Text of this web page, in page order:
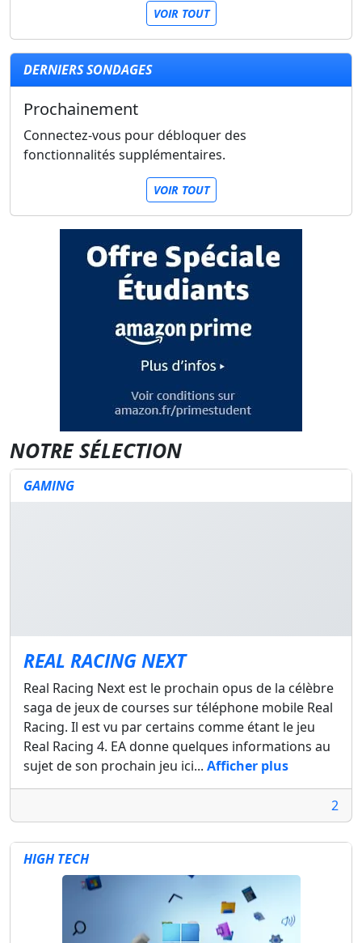
VOIR TOUT
DERNIERS SONDAGES
Prochainement
Connectez-vous pour débloquer des
fonctionnalités supplémentaires.
VOIR TOUT
NOTRE SÉLECTION
GAMING
REAL RACING NEXT
Real Racing Next est le prochain opus de la célèbre
saga de jeux de courses sur téléphone mobile Real
Racing. Il est vu par certains comme étant le jeu
Real Racing 4. EA donne quelques informations au
sujet de son prochain jeu ici... Afficher plus
2
HIGH TECH